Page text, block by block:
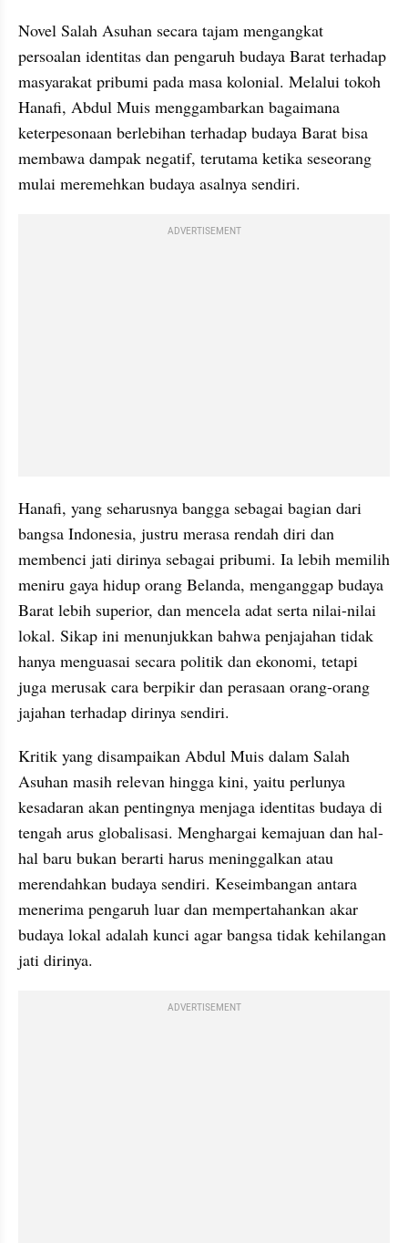
Novel Salah Asuhan secara tajam mengangkat
persoalan identitas dan pengaruh budaya Barat terhadap
masyarakat pribumi pada masa kolonial. Melalui tokoh
Hanafi, Abdul Muis menggambarkan bagaimana
keterpesonaan berlebihan terhadap budaya Barat bisa
membawa dampak negatif, terutama ketika seseorang
mulai meremehkan budaya asalnya sendiri.
ADVERTISEMENT
Hanafi, yang seharusnya bangga sebagai bagian dari
bangsa Indonesia, justru merasa rendah diri dan
membenci jati dirinya sebagai pribumi. Ia lebih memilih
meniru gaya hidup orang Belanda, menganggap budaya
Barat lebih superior, dan mencela adat serta nilai-nilai
lokal. Sikap ini menunjukkan bahwa penjajahan tidak
hanya menguasai secara politik dan ekonomi, tetapi
juga merusak cara berpikir dan perasaan orang-orang
jajahan terhadap dirinya sendiri.
Kritik yang disampaikan Abdul Muis dalam Salah
Asuhan masih relevan hingga kini, yaitu perlunya
kesadaran akan pentingnya menjaga identitas budaya di
tengah arus globalisasi. Menghargai kemajuan dan hal-
hal baru bukan berarti harus meninggalkan atau
merendahkan budaya sendiri. Keseimbangan antara
menerima pengaruh luar dan mempertahankan akar
budaya lokal adalah kunci agar bangsa tidak kehilangan
jati dirinya.
ADVERTISEMENT